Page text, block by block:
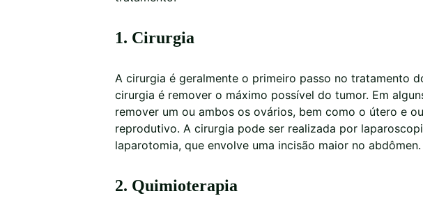
1. Cirurgia
A cirurgia é geralmente o primeiro passo no tratamento
cirurgia é remover o máximo possível do tumor. Em
remover um ou ambos os ovários, bem como o útero e
reprodutivo. A cirurgia pode ser realizada por
laparotomia, que envolve uma incisão maior no abdômen.
2. Quimioterapia